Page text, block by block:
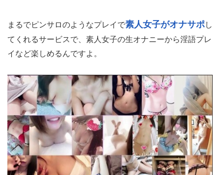
まるでピンサロのようなプレイで素人女子がオナサポし
てくれるサービスで、素人女子の生オナニーから淫語プレ
イなど楽しめるんですよ。